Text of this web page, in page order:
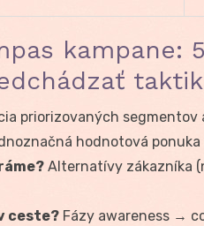
kampane:
priorizovaných segmentov
hodnotová ponuka
Alternatívy zákazníka
ceste? Fázy awareness →